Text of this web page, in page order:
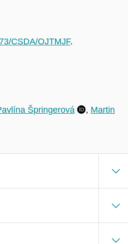
CSDA/OJTMJF.
Špringerová , Martin